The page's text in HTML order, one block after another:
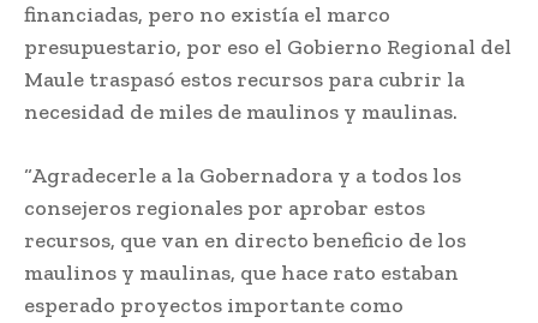
financiadas, pero no existía el marco
presupuestario, por eso el Gobierno Regional del
Maule traspasó estos recursos para cubrir la
necesidad de miles de maulinos y maulinas.
“Agradecerle a la Gobernadora y a todos los
consejeros regionales por aprobar estos
recursos, que van en directo beneficio de los
maulinos y maulinas, que hace rato estaban
esperado proyectos importante como